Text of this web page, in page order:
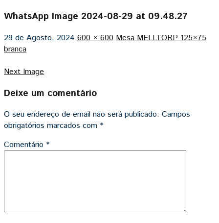
WhatsApp Image 2024-08-29 at 09.48.27
29 de Agosto, 2024 600 × 600 Mesa MELLTORP 125×75
branca
Next Image
Deixe um comentário
O seu endereço de email não será publicado. Campos
obrigatórios marcados com *
Comentário *